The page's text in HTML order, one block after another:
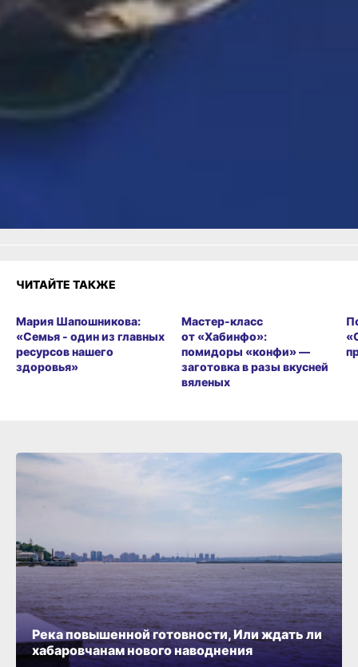
выстроились в очередь
за местными саженцами
Телеграм
Яндекс.Дзен
ЧИТАЙТЕ ТАКЖЕ
Мария Шапошникова:
«Семья - один из главных
ресурсов нашего
здоровья»
Мастер-класс
от «Хабинфо»:
помидоры «конфи» —
заготовка в разы вкусней
вяленых
Река повышенной готовности, Или ждать ли
хабаровчанам нового наводнения